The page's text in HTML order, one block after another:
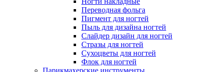
Переводная фольга
Пигмент для ногтей
Пыль для дизайна ногтей
Слайдер дизайн для ногтей
Стразы для ногтей
Сухоцветы для ногтей
Флок для ногтей
Парикмахерские инструменты